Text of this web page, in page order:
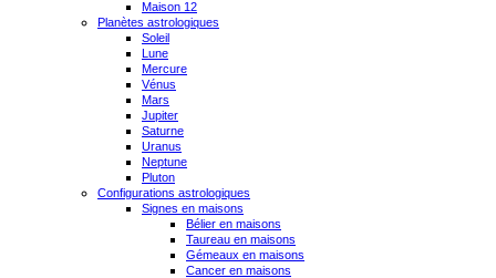
Maison 12
Planètes astrologiques
Soleil
Lune
Mercure
Vénus
Mars
Jupiter
Saturne
Uranus
Neptune
Pluton
Configurations astrologiques
Signes en maisons
Bélier en maisons
Taureau en maisons
Gémeaux en maisons
Cancer en maisons